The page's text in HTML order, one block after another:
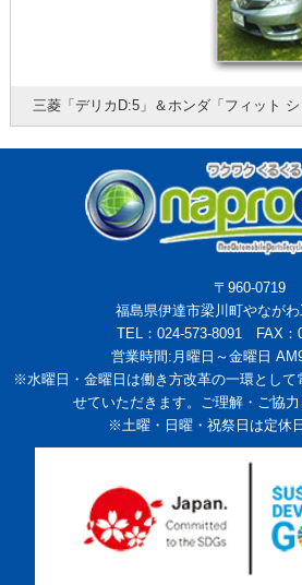
三菱「デリカD:5」＆ホンダ「フィット シ
〒960-0719
福島県伊達市梁川町やなが
TEL：024-573-8091 FAX：
営業時間:月曜日～金曜日
※水曜日・金曜日は働き方改革の一環として
せていただきます。ご理解・ご協力
※土曜・日曜・祝祭日は定休